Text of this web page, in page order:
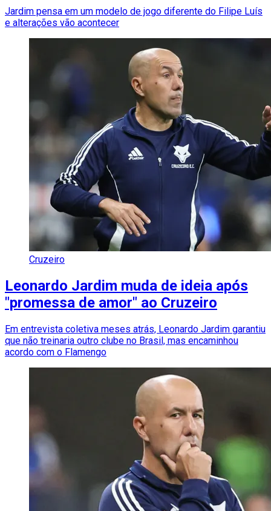
Jardim pensa em um modelo de jogo diferente do Filipe Luís
e alterações vão acontecer
Cruzeiro
Leonardo Jardim muda de ideia após
"promessa de amor" ao Cruzeiro
Em entrevista coletiva meses atrás, Leonardo Jardim garantiu
que não treinaria outro clube no Brasil, mas encaminhou
acordo com o Flamengo